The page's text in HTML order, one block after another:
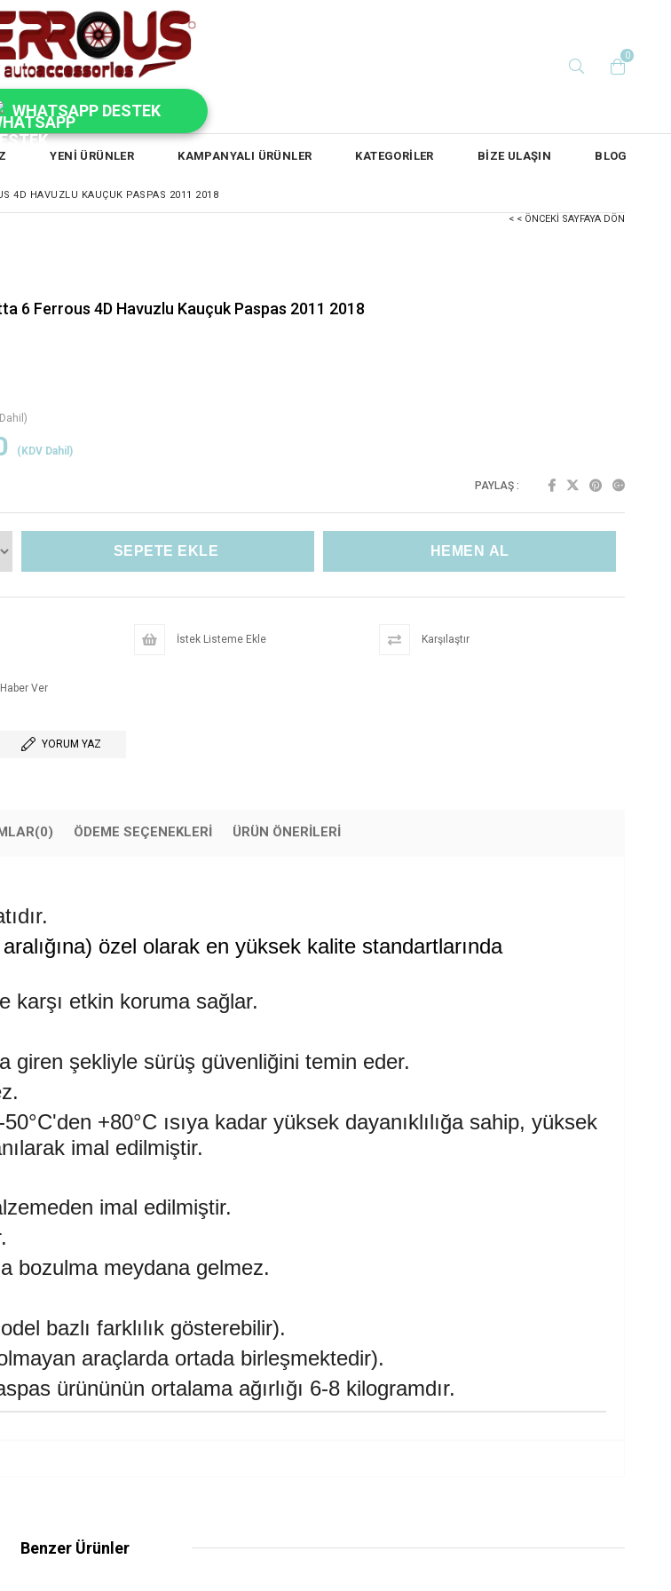
WHATSAPP DESTEK
0
YENİ ÜRÜNLER KAMPANYALI ÜRÜNLER KATEGORİLER BİZE ULAŞIN BLOG
4D HAVUZLU KAUÇUK PASPAS 2011 2018
< < ÖNCEKI SAYFAYA DÖN
6 Ferrous 4D Havuzlu Kauçuk Paspas 2011 2018
(KDV Dahil)
PAYLAŞ :
İstek Listeme Ekle Karşılaştır
Ver
YORUM YAZ
(0) ÖDEME SEÇENEKLERI ÜRÜN ÖNERILERI
özel olarak en yüksek kalite standartlarında
karşı etkin koruma sağlar.
giren şekliyle sürüş güvenliğini temin eder.
+80°C ısıya kadar yüksek dayanıklılığa sahip, yüksek
imal edilmiştir.
imal edilmiştir.
bozulma meydana gelmez.
bazlı farklılık gösterebilir).
araçlarda ortada birleşmektedir).
ürününün ortalama ağırlığı 6-8 kilogramdır.
Benzer Ürünler